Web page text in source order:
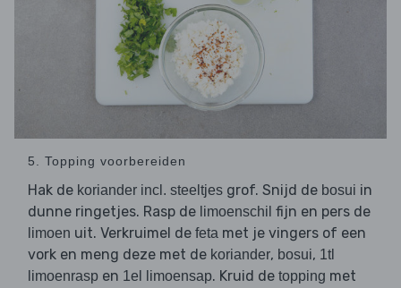
5. Topping voorbereiden
Hak de koriander incl. steeltjes grof. Snijd de bosui in
dunne ringetjes. Rasp de limoenschil fijn en pers de
limoen uit. Verkruimel de feta met je vingers of een
vork en meng deze met de koriander, bosui, 1tl
limoenrasp en 1el limoensap. Kruid de topping met